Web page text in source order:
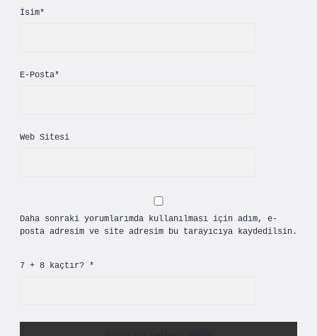
İsim*
E-Posta*
Web Sitesi
Daha sonraki yorumlarımda kullanılması için adım, e-
posta adresim ve site adresim bu tarayıcıya kaydedilsin.
7 + 8 kaçtır? *